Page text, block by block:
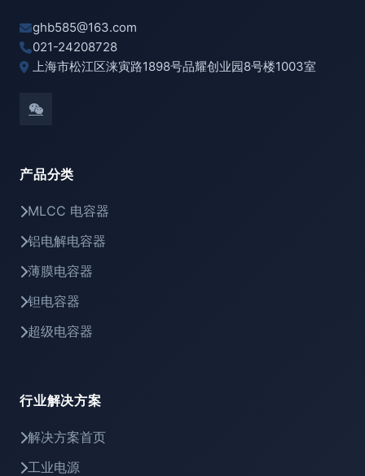
ghb585@163.com
021-24208728
上海市松江区涞寅路1898号品耀创业园8号楼1003室
产品分类
MLCC 电容器
铝电解电容器
薄膜电容器
钽电容器
超级电容器
行业解决方案
解决方案首页
工业电源